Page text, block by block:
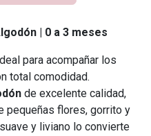
| 0 a 3 meses
para acompañar los
total comodidad.
de excelente calidad,
pequeñas flores, gorrito y
y liviano lo convierte